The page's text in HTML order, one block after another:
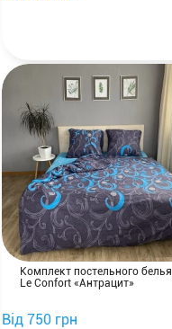
Комплект постельного белья
Le Confort «Антрацит»
Від 750 грн